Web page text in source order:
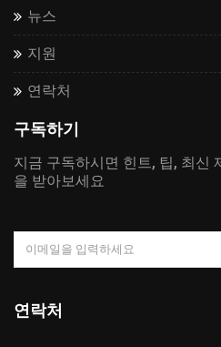
뉴스
지원
연락처
구독하기
지금 구독하시면 힌트, 팁, 최신
을 받아보세요
연락처